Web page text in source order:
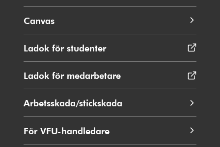
Canvas
Ladok för studenterÖppnas
i
fönster
Ladok för medarbetare
i
fönster
Arbetsskada/stickskada
För VFU-handledare